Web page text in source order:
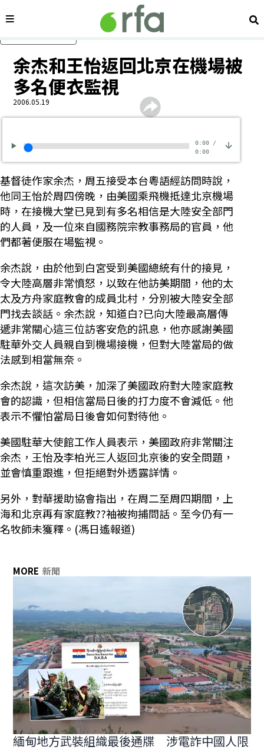
內容分類 搜
余杰和王怡返回北京在機場被
多名便衣監視
2006.05.19
0:00/
0:00
基督徒作家余杰，周五接受本台粵語經訪問時說，
他同王怡於周四傍晚，由美國乘飛機抵達北京機場
時，在接機大堂已見到有多名相信是大陸安全部門
的人員，及一位來自國務院宗教事務局的官員，他
們都著便服在場監視。
余杰說，由於他到白宮受到美國總統有什的接見，
令大陸高層非常憤怒，以致在他訪美期間，他的太
太及方舟家庭教會的成員北村，分別被大陸安全部
門找去談話。余杰說，知道白?已向大陸最高層傳
遞非常關心這三位訪客安危的訊息，他亦感謝美國
駐華外交人員親自到機場接機，但對大陸當局的做
法感到相當無奈。
余杰說，這次訪美，加深了美國政府對大陸家庭教
會的認識，但相信當局日後的打力度不會減低。他
表示不懼怕當局日後會如何對待他。
美國駐華大使館工作人員表示，美國政府非常關注
余杰，王怡及李柏光三人返回北京後的安全問題，
並會慎重跟進，但拒絕對外透露詳情。
另外，對華援助協會指出，在周二至周四期間，上
海和北京再有家庭教??袖被拘捕問話。至今仍有一
名牧師未獲釋。(馮日遙報道)
MORE 新聞
緬甸地方武裝組織最後通牒 涉電詐中國人限